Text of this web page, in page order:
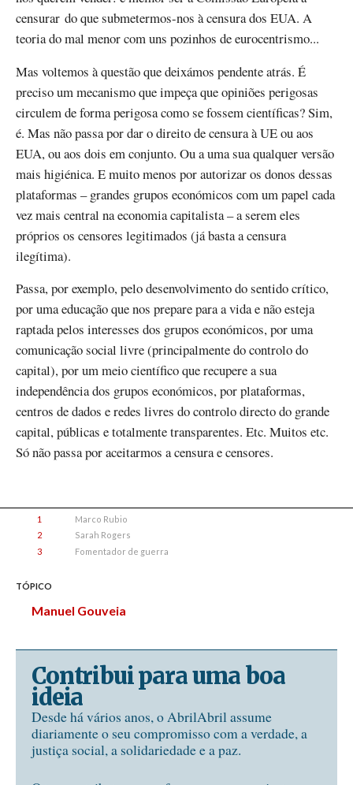
censurar do que submetermos-nos à censura dos EUA. A
teoria do mal menor com uns pozinhos de eurocentrismo...
Mas voltemos à questão que deixámos pendente atrás. É
preciso um mecanismo que impeça que opiniões perigosas
circulem de forma perigosa como se fossem científicas? Sim,
é. Mas não passa por dar o direito de censura à UE ou aos
EUA, ou aos dois em conjunto. Ou a uma sua qualquer versão
mais higiénica. E muito menos por autorizar os donos dessas
plataformas – grandes grupos económicos com um papel cada
vez mais central na economia capitalista – a serem eles
próprios os censores legitimados (já basta a censura
ilegítima).
Passa, por exemplo, pelo desenvolvimento do sentido crítico,
por uma educação que nos prepare para a vida e não esteja
raptada pelos interesses dos grupos económicos, por uma
comunicação social livre (principalmente do controlo do
capital), por um meio científico que recupere a sua
independência dos grupos económicos, por plataformas,
centros de dados e redes livres do controlo directo do grande
capital, públicas e totalmente transparentes. Etc. Muitos etc.
Só não passa por aceitarmos a censura e censores.
1
Marco Rubio
2
Sarah Rogers
3
Fomentador de guerra
TÓPICO
Manuel Gouveia
Contribui para uma boa
ideia
Desde há vários anos, o AbrilAbril assume
diariamente o seu compromisso com a verdade, a
justiça social, a solidariedade e a paz.